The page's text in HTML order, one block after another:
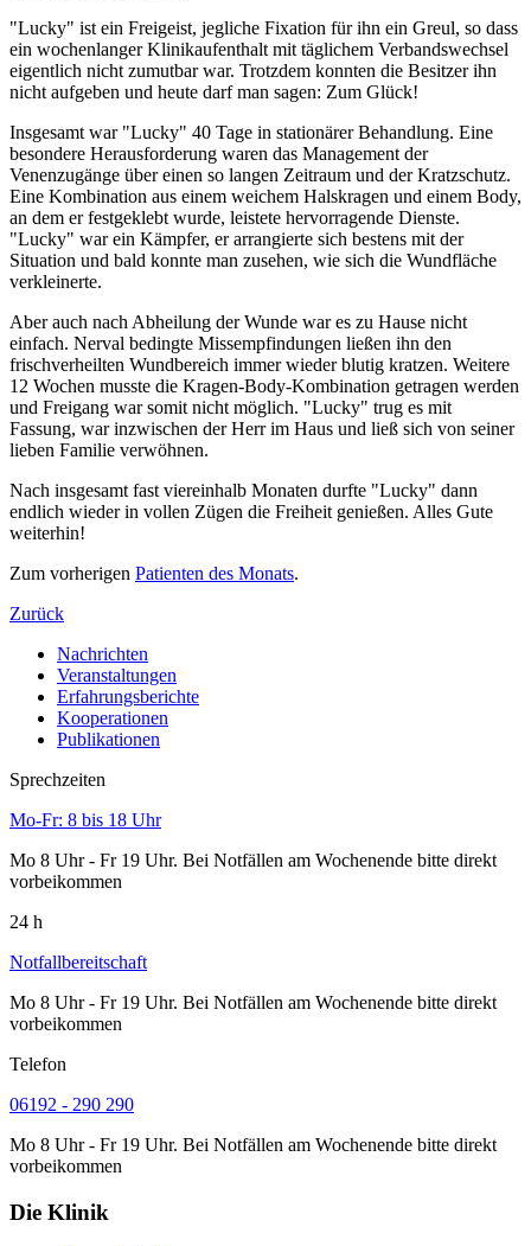
"Lucky" ist ein Freigeist, jegliche Fixation für ihn ein Greul, so dass
ein wochenlanger Klinikaufenthalt mit täglichem Verbandswechsel
eigentlich nicht zumutbar war. Trotzdem konnten die Besitzer ihn
nicht aufgeben und heute darf man sagen: Zum Glück!
Insgesamt war "Lucky" 40 Tage in stationärer Behandlung. Eine
besondere Herausforderung waren das Management der
Venenzugänge über einen so langen Zeitraum und der Kratzschutz.
Eine Kombination aus einem weichem Halskragen und einem Body,
an dem er festgeklebt wurde, leistete hervorragende Dienste.
"Lucky" war ein Kämpfer, er arrangierte sich bestens mit der
Situation und bald konnte man zusehen, wie sich die Wundfläche
verkleinerte.
Aber auch nach Abheilung der Wunde war es zu Hause nicht
einfach. Nerval bedingte Missempfindungen ließen ihn den
frischverheilten Wundbereich immer wieder blutig kratzen. Weitere
12 Wochen musste die Kragen-Body-Kombination getragen werden
und Freigang war somit nicht möglich. "Lucky" trug es mit
Fassung, war inzwischen der Herr im Haus und ließ sich von seiner
lieben Familie verwöhnen.
Nach insgesamt fast viereinhalb Monaten durfte "Lucky" dann
endlich wieder in vollen Zügen die Freiheit genießen. Alles Gute
weiterhin!
Zum vorherigen Patienten des Monats.
Zurück
Nachrichten
Veranstaltungen
Erfahrungsberichte
Kooperationen
Publikationen
Sprechzeiten
Mo-Fr: 8 bis 18 Uhr
Mo 8 Uhr - Fr 19 Uhr. Bei Notfällen am Wochenende bitte direkt
vorbeikommen
24 h
Notfallbereitschaft
Mo 8 Uhr - Fr 19 Uhr. Bei Notfällen am Wochenende bitte direkt
vorbeikommen
Telefon
06192 - 290 290
Mo 8 Uhr - Fr 19 Uhr. Bei Notfällen am Wochenende bitte direkt
vorbeikommen
Die Klinik